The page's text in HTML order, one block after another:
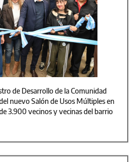
de Desarrollo de la Comunidad
nuevo Salón de Usos Múltiples en
3.900 vecinos y vecinas del barrio